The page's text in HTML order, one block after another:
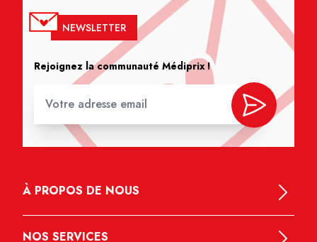
NEWSLETTER
Rejoignez la communauté Médiprix !
À PROPOS DE NOUS
NOS SERVICES